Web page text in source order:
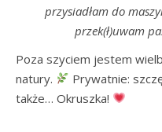
przysiadłam do
przek(ł)uwam
Poza szyciem jestem
natury.
Prywatnie:
także… Okruszka!